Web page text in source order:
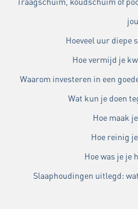
Hoeveel uur diepe
Hoe vermijd je
Waarom investeren in een
Wat kun je doen
Hoe maak
Hoe reinig
Hoe was je je
Slaaphoudingen uitlegd: